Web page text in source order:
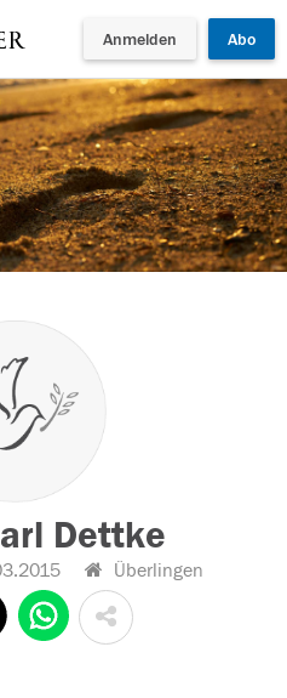
Anmelden Abo
Dettke
Überlingen